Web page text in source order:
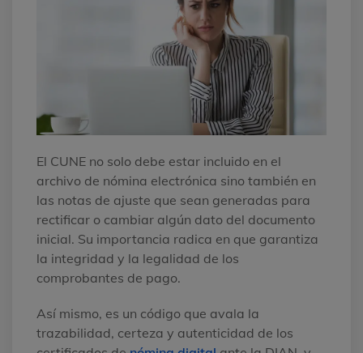
El CUNE no solo debe estar incluido en el
archivo de nómina electrónica sino también en
las notas de ajuste que sean generadas para
rectificar o cambiar algún dato del documento
inicial. Su importancia radica en que garantiza
la integridad y la legalidad de los
comprobantes de pago.
Así mismo, es un código que avala la
trazabilidad, certeza y autenticidad de los